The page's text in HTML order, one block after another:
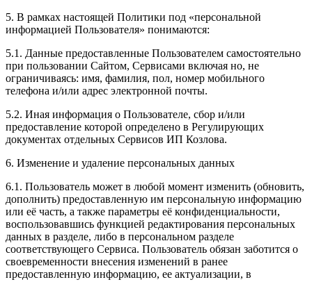
5. В рамках настоящей Политики под «персональной
информацией Пользователя» понимаются:
5.1. Данные предоставленные Пользователем самостоятельно
при пользовании Сайтом, Сервисами включая но, не
ограничиваясь: имя, фамилия, пол, номер мобильного
телефона и/или адрес электронной почты.
5.2. Иная информация о Пользователе, сбор и/или
предоставление которой определено в Регулирующих
документах отдельных Сервисов ИП Козлова.
6. Изменение и удаление персональных данных
6.1. Пользователь может в любой момент изменить (обновить,
дополнить) предоставленную им персональную информацию
или её часть, а также параметры её конфиденциальности,
воспользовавшись функцией редактирования персональных
данных в разделе, либо в персональном разделе
соответствующего Сервиса. Пользователь обязан заботится о
своевременности внесения изменений в ранее
предоставленную информацию, ее актуализации, в